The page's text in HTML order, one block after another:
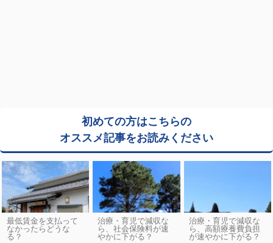
初めての方はこちらの
オススメ記事をお読みください
最低賃金を支払って
なかったらどうな
る？
治療・育児で減収な
ら、社会保険料が速
やかに下がる？
治療・育児で減収な
ら、高額療養費負担
が速やかに下がる？